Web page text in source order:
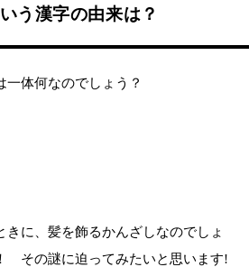
う漢字の由来は？
一体何なのでしょう？
きに、髪を飾るかんざしなのでしょ
その謎に迫ってみたいと思います!